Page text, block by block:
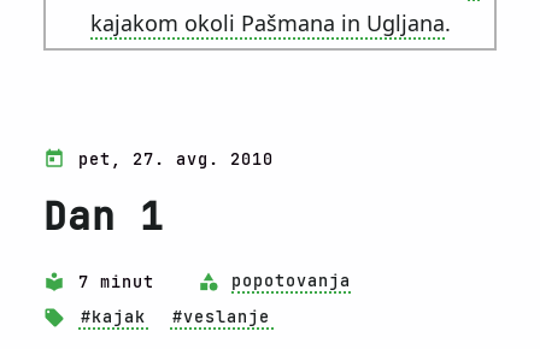
kajakom okoli Pašmana in Ugljana.
pet, 27. avg. 2010
Dan 1
7 minut
popotovanja
#kajak
#veslanje